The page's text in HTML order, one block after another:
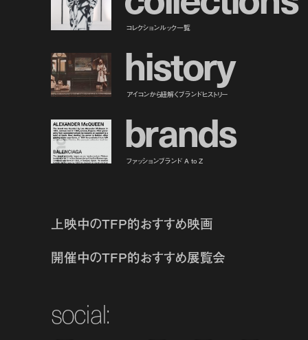
コレクションルック一覧
history
アイコンから紐解くブランドヒストリー
brands
ファッションブランド A to Z
上映中のTFP的おすすめ映画
開催中のTFP的おすすめ展覧会
social: